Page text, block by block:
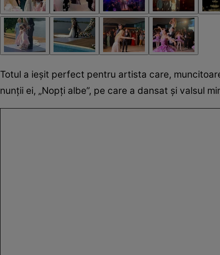
Totul a ieșit perfect pentru artista care,
nunții ei, „Nopți albe”, pe care a dansat și valsul